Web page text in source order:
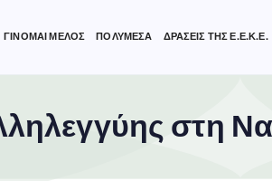
ΓΙΝΟΜΑΙ ΜΕΛΟΣ ΠΟΛΥΜΕΣΑ ΔΡΑΣΕΙΣ ΤΗΣ Ε.Ε.Κ.Ε.
στη